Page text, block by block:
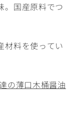
国産原料でつ
材料を使ってい
の薄口木桶醤油